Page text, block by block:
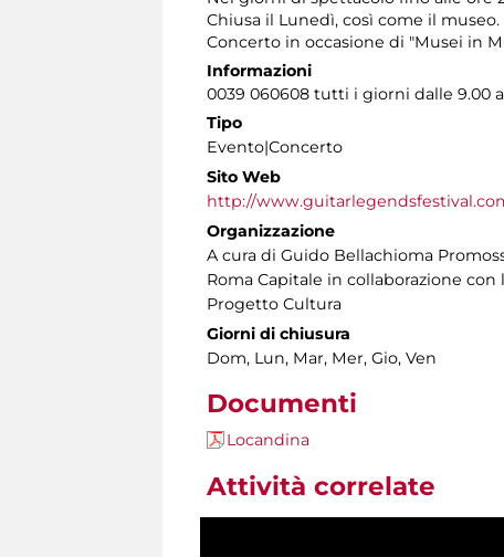
Chiusa il Lunedì, così come il museo.
Concerto in occasione di "Musei in
Informazioni
0039 060608 tutti i giorni dalle 9.00
Tipo
Evento|Concerto
Sito Web
http://
Organizzazione
A cura di Guido Bellachioma
Roma Capitale in collaborazione
Progetto Cultura
Giorni di chiusura
Dom, Lun, Mar, Mer, Gio, Ven
Documenti
Locandina
Attività correlate